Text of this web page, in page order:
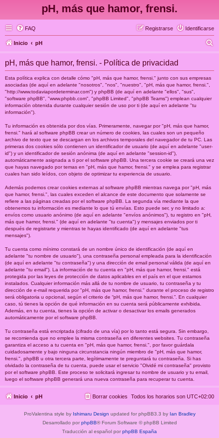
pH, más que hamor, frensi.
FAQ Identificarse
Registrarse
Inicio pH
pH, más que hamor, frensi. - Política de privacidad
Esta política explica con detalle cómo "pH, más que hamor, frensi." junto con sus empresas
asociadas (de aquí en adelante "nosotros", "nos", "nuestro", "pH, más que hamor, frensi.",
"http://www.todaviapordeterminar.com") y phpBB (de aquí en adelante "ellos", "sus",
"software phpBB", "www.phpbb.com", "phpBB Limited", "phpBB Teams") emplean cualquier
información obtenida durante cualquier sesión de uso por ti (de aquí en adelante "tu
información").
Tu información es obtenida por dos vías. Primeramente, navegar por "pH, más que hamor,
frensi." hará al software phpBB crear un número de cookies, las cuales son un pequeño
archivo de texto que se descargan en los archivos temporales del navegador de tu PC. Las
primeras dos cookies sólo contienen un identificador de usuario (de aquí en adelante "user-
id") y un identificador de sesión anónima (de aquí en adelante "session-id"),
automáticamente asignada a ti por el software phpBB. Una tercera cookie se creará una vez
que hayas navegado por temas en "pH, más que hamor, frensi." y se emplea para registrar
cuales han sido leídos, con objeto de optimizar tu experiencia de usuario.
Además podemos crear cookies externas al software phpBB mientras navega por "pH, más
que hamor, frensi.", las cuales exceden el alcance de este documento que solamente se
refiere a las páginas creadas por el software phpBB. La segunda vía mediante la que
obtenemos tu información es mediante lo que tú envías. Esto puede ser, y no limitado a:
envíos como usuario anónimo (de aquí en adelante "envíos anónimos"), tu registro en "pH,
más que hamor, frensi." (de aquí en adelante "tu cuenta") y mensajes enviados por ti
después de registrarte y mientras te hayas identificado (de aquí en adelante "tus
mensajes").
Tu cuenta como mínimo constará de un nombre único de identificación (de aquí en
adelante "tu nombre de usuario"), una contraseña personal empleada para la identificación
(de aquí en adelante "tu contraseña") y una dirección de email personal válida (de aquí en
adelante "tu email"). La información de tu cuenta en "pH, más que hamor, frensi." está
protegida por las leyes de protección de datos aplicables en el país en el que estamos
instalados. Cualquier información más allá de tu nombre de usuario, tu contraseña y tu
dirección de e-mail requerida por "pH, más que hamor, frensi." durante el proceso de registro
será obligatoria u opcional, según el criterio de “pH, más que hamor, frensi.”. En cualquier
caso, tú tienes la opción de qué información en su cuenta será públicamente exhibida.
Además, en tu cuenta, tienes la opción de activar o desactivar los emails generados
automáticamente por el software phpBB.
Tu contraseña está encriptada (cifrado de una vía) por lo tanto está segura. Sin embargo,
se recomienda que no emplee la misma contraseña en diferentes websites. Tu contraseña
garantiza el acceso a tu cuenta en "pH, más que hamor, frensi.", por favor guárdala
cuidadosamente y bajo ninguna circunstancia ningún miembro de "pH, más que hamor,
frensi.", phpBB u otra tercera parte, legítimamente te preguntará tu contraseña. Si has
olvidado la contraseña de tu cuenta, puede usar el servicio "Olvidé mi contraseña" provisto
por el software phpBB. Este proceso te solicitará ingresar tu nombre de usuario y tu email,
luego el software phpBB generará una nueva contraseña para recuperar tu cuenta.
Inicio pH Todos los horarios son UTC+02:00
Borrar cookies
ProValentina style by Ishimaru Design updated for phpBB3.3 by Ian Bradley
Desarrollado por phpBB® Forum Software © phpBB Limited
Traducción al español por phpBB España